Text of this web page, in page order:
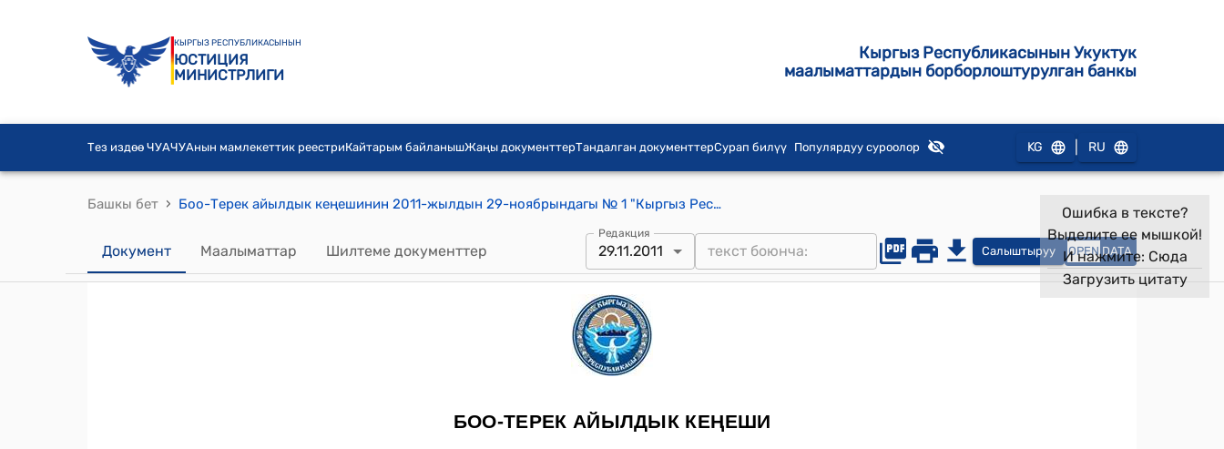
КЫРГЫЗ РЕСПУБЛИКАСЫНЫН
ЮСТИЦИЯ
МИНИСТРЛИГИ
Кыргыз Республикасынын Укуктук
маалыматтардын борборлоштурулган банкы
Тез издөө ЧУАЧУАнын мамлекеттик реестриКайтарым байланышЖаңы документтерТандалган документтерСурап билүү Популярдуу суроолор KG RU
Башкы бет › Боо-Терек айылдык кеңешинин 2011-жылдын 29-ноябрындагы № 1 "Кыргыз Республикасынын Президентинин Фондусунан Боо-Терек айылдык округуна багытталып келген 500 (беш жүз) миң сом акчага, Боо-Терек айылындагы Чубак Сатаев көчөсүндөгү үй № ____ дареги боюнча дүкөндүн артындагы «күрөш» спорт-залынын түштүк-батыш жагындагы бөлүгүн тренажорный зал үчүн, Боо-Терек айылдык округунун муниципалдык менчигине сатып алуу жөнүндө" токтому
Документ Маалыматтар Шилтеме документтер
Редакция
29.11.2011 Салыштыруу OPEN DATA
Ошибка в тексте?
Выделите ее мышкой!
И нажмите: Сюда
Загрузить цитату